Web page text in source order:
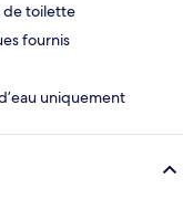
de toilette
fournis
uniquement